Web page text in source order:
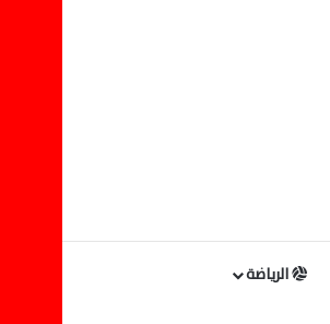
الرياضة